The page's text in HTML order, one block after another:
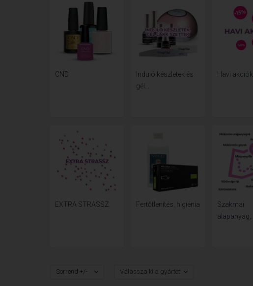
CND
Induló készletek és
gél...
Havi akciók
EXTRA STRASSZ Fertőtlenítés, higiénia
Szakmai
alapanyag,...
Sorrend +/- Válassza ki a gyártót